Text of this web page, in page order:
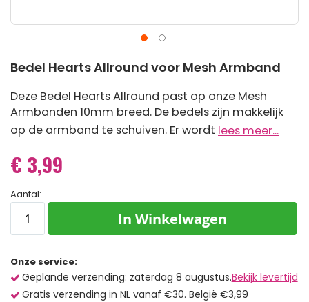
naar
begin
van
de
afbeeldingen-
Bedel Hearts Allround voor Mesh Armband
Deze Bedel Hearts Allround past op onze Mesh
Armbanden 10mm breed. De bedels zijn makkelijk
op de armband te schuiven. Er wordt lees meer...
€ 3,99
Aantal:
In Winkelwagen
Onze service:
Geplande verzending: zaterdag 8 augustus.Bekijk levertijd
Gratis verzending in NL vanaf €30. België €3,99